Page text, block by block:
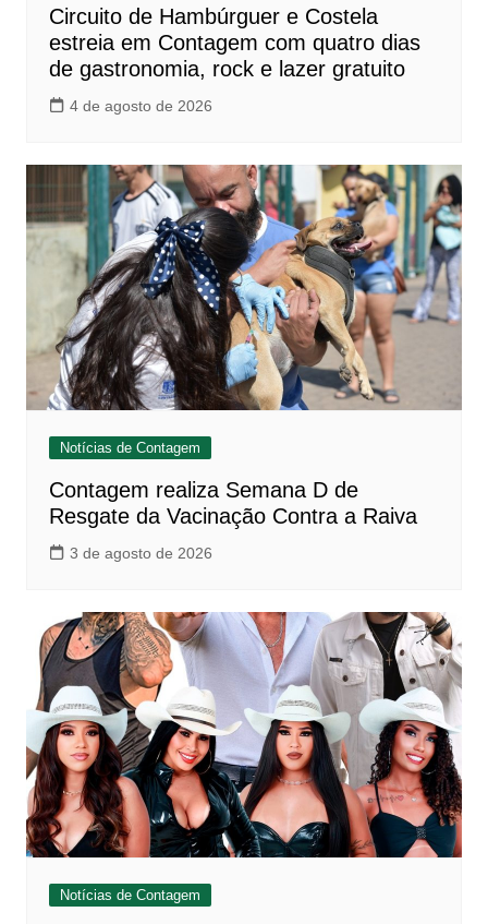
Circuito de Hambúrguer e Costela
estreia em Contagem com quatro dias
de gastronomia, rock e lazer gratuito
4 de agosto de 2026
Notícias de Contagem
Contagem realiza Semana D de
Resgate da Vacinação Contra a Raiva
3 de agosto de 2026
Notícias de Contagem